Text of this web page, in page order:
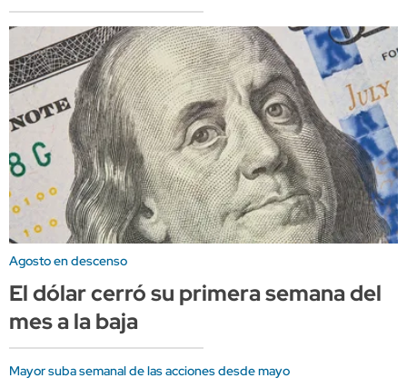
Agosto en descenso
El dólar cerró su primera semana del
mes a la baja
Mayor suba semanal de las acciones desde mayo